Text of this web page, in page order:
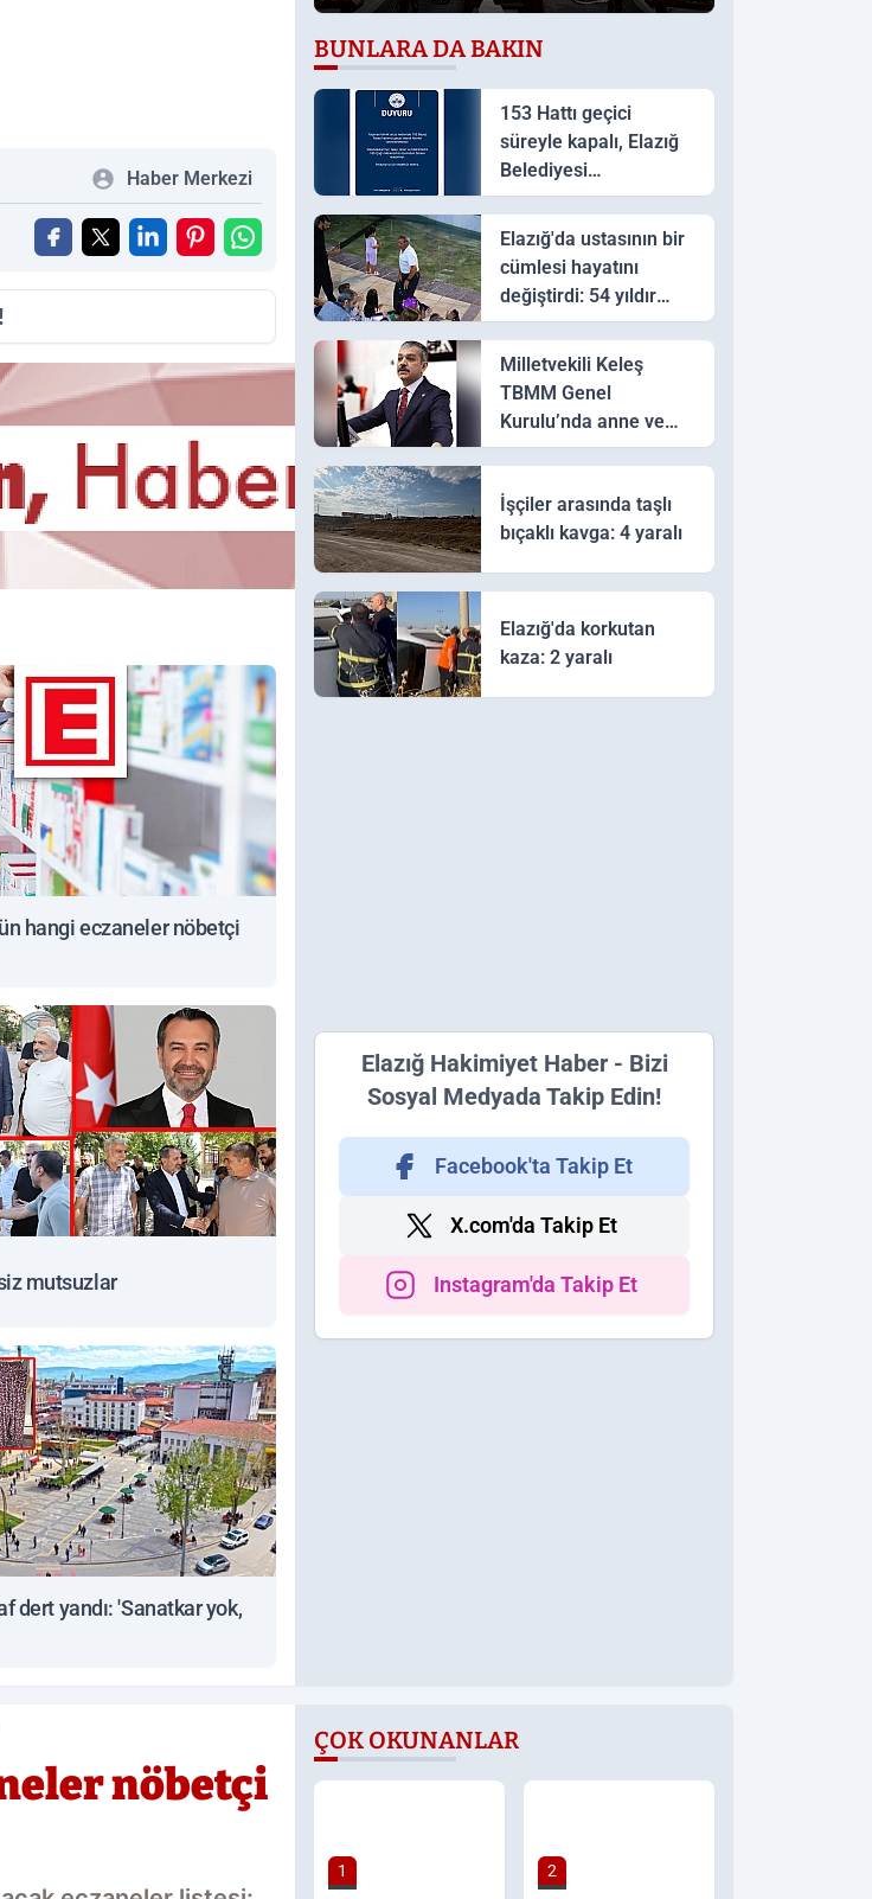
Haber Merkezi
hangi eczaneler nöbetçi
mutsuzlar
dert yandı: 'Sanatkar yok,
Türkiye’nin daha güçlü
yarınlara yürüyüşüdür'
BUNLARA DA BAKIN
153 Hattı geçici
süreyle kapalı, Elazığ
Belediyesi
Vatandaşları 185’e
yönlendirdi
Elazığ'da ustasının bir
cümlesi hayatını
değiştirdi: 54 yıldır
halay çekiyor
Milletvekili Keleş
TBMM Genel
Kurulu’nda anne ve
bebek sağlığına dikkat
İşçiler arasında taşlı
bıçaklı kavga: 4 yaralı
Elazığ'da korkutan
kaza: 2 yaralı
Elazığ Hakimiyet Haber - Bizi
Sosyal Medyada Takip Edin!
Facebook'ta Takip Et
X.com'da Takip Et
Instagram'da Takip Et
nöbetçi
ÇOK OKUNANLAR
1 2